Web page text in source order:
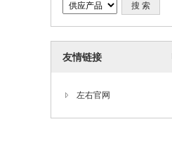
友情链接
左右官网